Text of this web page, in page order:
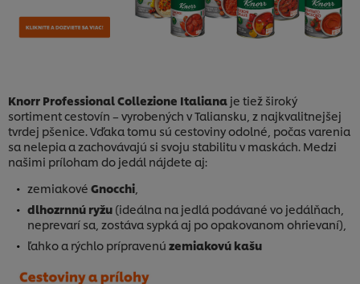
Knorr Professional Collezione Italiana je tiež široký
sortiment cestovín – vyrobených v Taliansku, z najkvalitnejšej
tvrdej pšenice. Vďaka tomu sú cestoviny odolné, počas varenia
sa nelepia a zachovávajú si svoju stabilitu v maskách. Medzi
našimi príloham do jedál nájdete aj:
zemiakové Gnocchi
dlhozrnnú ryžu (ideálna na jedlá podávané vo jedálňach,
neprevarí sa, zostáva sypká aj po opakovanom ohrievaní),
ľahko a rýchlo prípravenú zemiakovú kašu